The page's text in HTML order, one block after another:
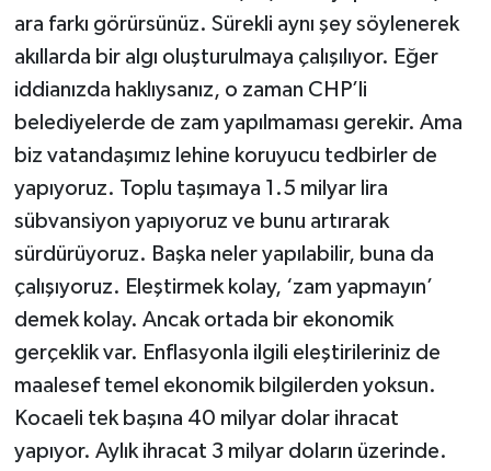
ara farkı görürsünüz. Sürekli aynı şey söylenerek
akıllarda bir algı oluşturulmaya çalışılıyor. Eğer
iddianızda haklıysanız, o zaman CHP’li
belediyelerde de zam yapılmaması gerekir. Ama
biz vatandaşımız lehine koruyucu tedbirler de
yapıyoruz. Toplu taşımaya 1.5 milyar lira
sübvansiyon yapıyoruz ve bunu artırarak
sürdürüyoruz. Başka neler yapılabilir, buna da
çalışıyoruz. Eleştirmek kolay, ‘zam yapmayın’
demek kolay. Ancak ortada bir ekonomik
gerçeklik var. Enflasyonla ilgili eleştirileriniz de
maalesef temel ekonomik bilgilerden yoksun.
Kocaeli tek başına 40 milyar dolar ihracat
yapıyor. Aylık ihracat 3 milyar doların üzerinde.